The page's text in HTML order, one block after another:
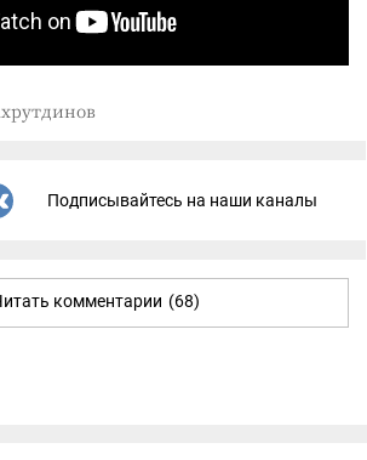
Подписывайтесь на наши каналы
комментарии (68)